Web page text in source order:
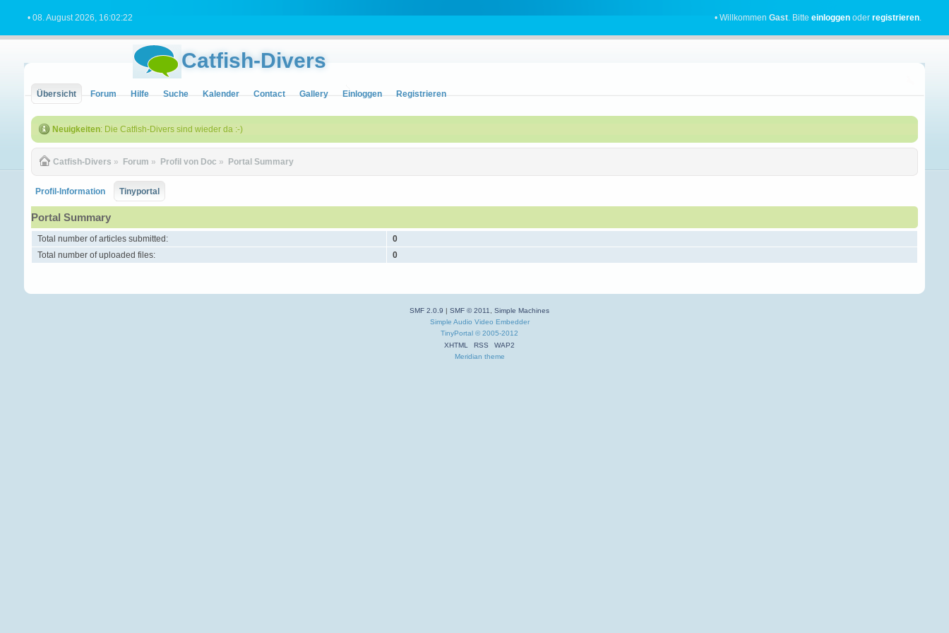
• 08. August 2026, 16:02:22 • WillkommenGast. Bitteeinloggen oderregistrieren.
Catfish-Divers
Übersicht Forum Hilfe Suche Kalender Contact Gallery Einloggen Registrieren
Neuigkeiten: Die Catfish-Divers sind wieder da :-)
Catfish-Divers » Forum » Profil von Doc » Portal Summary
Profil-Information Tinyportal
Portal Summary
Total number of articles submitted:
0
Total number of uploaded files:
0
SMF 2.0.9 |SMF © 2011,Simple Machines
Simple Audio Video Embedder
TinyPortal © 2005-2012
XHTML
RSS
WAP2
Meridian theme